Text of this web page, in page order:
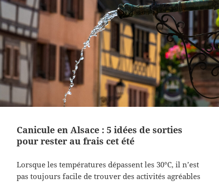
Canicule en Alsace : 5 idées de sorties
pour rester au frais cet été
Lorsque les températures dépassent les 30°C, il n’est
pas toujours facile de trouver des activités agréables